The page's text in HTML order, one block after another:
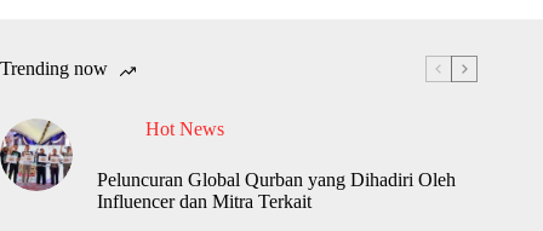
Trending now
Hot News
Peluncuran Global Qurban yang Dihadiri Oleh
Influencer dan Mitra Terkait